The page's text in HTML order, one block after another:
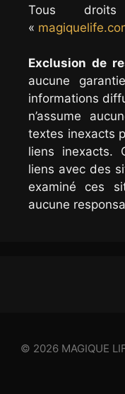
Tous
«
Exclusion de
aucune
informations
n’assume
textes inexacts
liens inexacts.
liens avec des
examiné ces
aucune
© 2026 MAGIQUE